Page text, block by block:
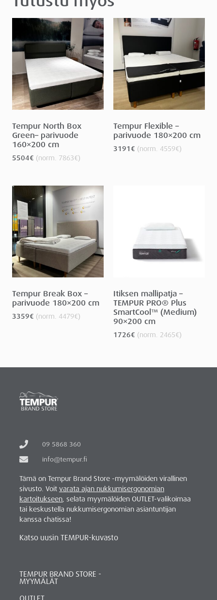
Tempur North Box
Green– parivuode
160×200 cm
5504€ (norm. 7863€)
Tempur Flexible –
parivuode 180×200 cm
3191€ (norm. 4559€)
Tempur Break Box –
parivuode 180×200 cm
3359€ (norm. 4479€)
Itiksen mallipatja –
TEMPUR PRO® Plus
SmartCool™ (Medium)
90×200 cm
1726€ (norm. 2465€)
09 5868 360
info@tempur.fi
Tämä on Tempur Brand Store -myymälöiden virallinen
sivusto. Voit varata ajan nukkumisergonomian
kartoitukseen , selata myymälöiden OUTLET-valikoimaa
tai keskustella nukkumisergonomian asiantuntijan
kanssa chatissa!
Katso uusin TEMPUR-kuvasto
TEMPUR BRAND STORE -
MYYMÄLÄT